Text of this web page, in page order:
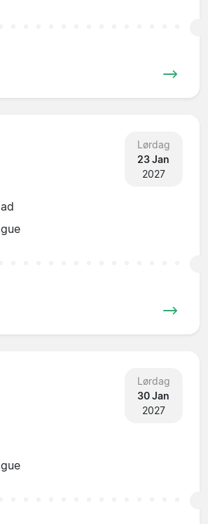
Lørdag
23 Jan
2027
Lørdag
30 Jan
2027